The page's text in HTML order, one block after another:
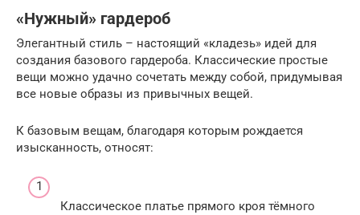
«Нужный» гардероб
Элегантный стиль – настоящий «кладезь» идей для
создания базового гардероба. Классические простые
вещи можно удачно сочетать между собой, придумывая
все новые образы из привычных вещей.
К базовым вещам, благодаря которым рождается
изысканность, относят:
Классическое платье прямого кроя тёмного